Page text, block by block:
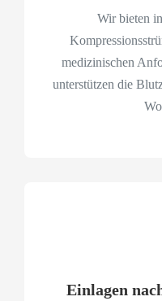
Wir bieten
medizinischen
unterstützen die
Einlagen